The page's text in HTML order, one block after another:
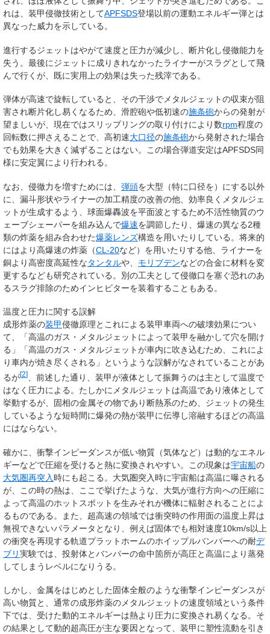
れは、装甲侵徹技術としてAPFSDS登場以前の運動エネルギー弾とは
異なった威力を示している。
進行するジェットはやがて速度と圧力が減少し、断片化し侵徹能力を
失う。最後にジェットに成りきれなかったライナーがスラグとして飛
んで行くが、既に実用上の効果は失った残滓である。
弾体が高速で旋転していると、その干渉でメタルジェットの収束が阻
害され断片化し易くなるため、滑腔砲や低初速の施条砲からの発射が
望ましいが、現在ではスリップリングの取り付けにより数rpm程度の
回転数に押さえることで、高初速大口径の施条砲から発射された場合
でも効果を大きく減ずることはない。この場合弾道安定はAPFSDS同
様に安定翼により行われる。
なお、侵徹力を増すためには、 弾頭を大型（特に口径を）にする以外
に、漏斗形状やライナーの加工精度の改善の他、効率良くメタルジェ
ットが生成するよう、球面爆轟波を平面波とするため不活性物質のウ
ェーブシェーパーを組み込んで爆速を調節したり、爆速の異なる2種
類の炸薬を組み合わせた爆薬レンズ構造を用いたりしている。将来的
にはより高爆速の炸薬（CL-20など）を用いたりする他、ライナーを
銅より高密度高延性なタンタルや、 モリブデンなどの合金に材料を変
更するなども研究されている。別の工夫として侵徹口を塞ぐ恐れのあ
るスラグ排除のためインヒビターを装着することもある。
温度と圧力に関する誤解
成形炸薬の装甲侵徹原理とこれによる装甲車両への破壊効果につい
て、「高温のガス・メタルジェットによって装甲を融かして穴を開け
る」「高温のガス・メタルジェットが車内に吹き込むため、これによ
り車内が焼き尽くされる」というような誤解がなされていることがあ
るが[2]
、前述した通り、装甲が液体として振舞うのは主として温度で
はなく圧力による。たしかにメタルジェットは高温であり液体として
挙動するが、固相の金属その物であり断熱系のため、ジェットの発生
しているような短時間に爆発の熱が装甲に伝導し溶融するほどの高温
にはならない。
確かに、衝撃インピーダンスが低い物質（気体など）は動的なエネル
ギーなどで圧縮を受けると熱に変換されやすい。この現象は宇宙船の
大気圏再突入時にも起こる。大気圏突入時に宇宙船は高温に曝される
が、この時の熱は、ここで挙げたような、大気が進行方向への圧縮に
よって高温のホットスポットを生みそれが機体に輻射されることによ
るものである。また、超高速の領域では衝突時の作用面の温度上昇は
無視できないパラメータとなり、例えば固体でも相対速度10km/s以上
の衝突を再現する軌道プラットホームのホイップルバンパーへの耐デ
ブリ実験では、投射体とバンパーの命中箇所が高圧と高温により蒸発
してしまうレベルになりうる。
しかし、金属をはじめとした固体全般のような衝撃インピーダンスが
高い物質と、通常の成形炸薬のメタルジェットの速度領域という条件
下では、受けた動的エネルギーは熱より圧力に変換され易くなる。そ
の結果として動的超高圧が主な要因となって、装甲に塑性流動を引き